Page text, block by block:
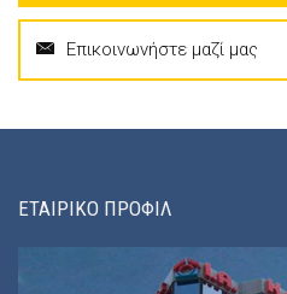
Επικοινωνήστε μαζί μας
ΕΤΑΙΡΙΚΟ ΠΡΟΦΙΛ